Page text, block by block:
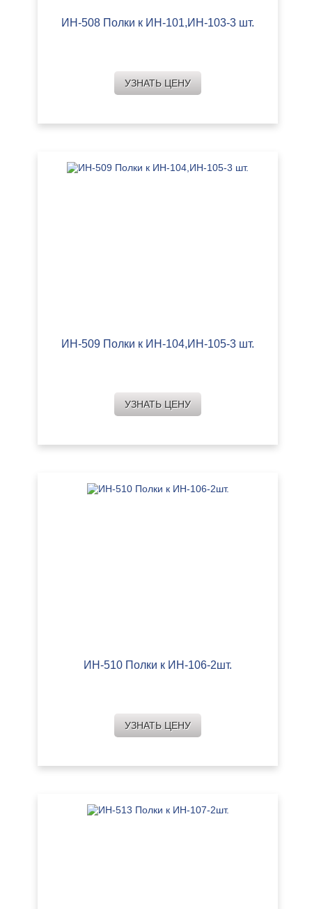
ИН-508 Полки к ИН-101,ИН-103-3 шт.
УЗНАТЬ ЦЕНУ
ИН-509 Полки к ИН-104,ИН-105-3 шт.
УЗНАТЬ ЦЕНУ
ИН-510 Полки к ИН-106-2шт.
УЗНАТЬ ЦЕНУ